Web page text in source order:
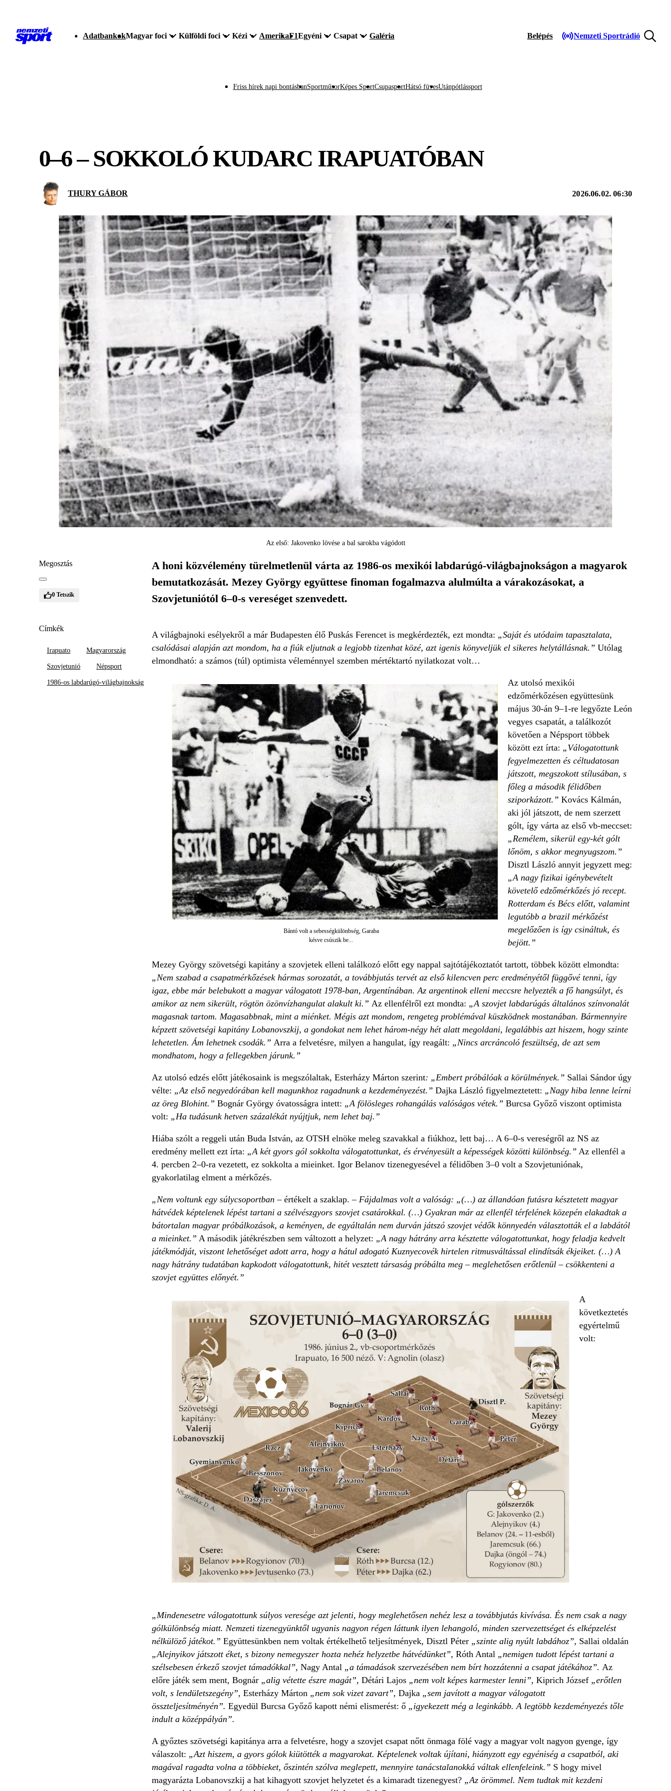
AdatbankokMagyar foci Külföldi foci Kézi AmerikaF1Egyéni Csapat Galéria Belépés Nemzeti Sportrádió
Friss hírek napi bontásbanSportműsorKépes SportCsupasportHátsó füvesUtánpótlássport
0–6 – SOKKOLÓ KUDARC IRAPUATÓBAN
THURY GÁBOR 2026.06.02. 06:30
Az első: Jakovenko lövése a bal sarokba vágódott
Megosztás
0 Tetszik
Címkék
Irapuato Magyarország
Szovjetunió Népsport
1986-os labdarúgó-világbajnokság
A honi közvélemény türelmetlenül várta az 1986-os mexikói labdarúgó-világbajnokságon a magyarok
bemutatkozását. Mezey György együttese finoman fogalmazva alulmúlta a várakozásokat, a
Szovjetuniótól 6–0-s vereséget szenvedett.
A világbajnoki esélyekről a már Budapesten élő Puskás Ferencet is megkérdezték, ezt mondta: „Saját és utódaim tapasztalata,
csalódásai alapján azt mondom, ha a fiúk eljutnak a legjobb tizenhat közé, azt igenis könyveljük el sikeres helytállásnak.” Utólag
elmondható: a számos (túl) optimista véleménnyel szemben mértéktartó nyilatkozat volt…
Bántó volt a sebességkülönbség, Garaba
késve csúszik be...
Az utolsó mexikói
edzőmérkőzésen együttesünk
május 30-án 9–1-re legyőzte León
vegyes csapatát, a találkozót
követően a Népsport többek
között ezt írta: „Válogatottunk
fegyelmezetten és céltudatosan
játszott, megszokott stílusában, s
főleg a második félidőben
sziporkázott.” Kovács Kálmán,
aki jól játszott, de nem szerzett
gólt, így várta az első vb-meccset:
„Remélem, sikerül egy-két gólt
lőnöm, s akkor megnyugszom.”
Disztl László annyit jegyzett meg:
„A nagy fizikai igénybevételt
követelő edzőmérkőzés jó recept.
Rotterdam és Bécs előtt, valamint
legutóbb a brazil mérkőzést
megelőzően is így csináltuk, és
bejött.”
Mezey György szövetségi kapitány a szovjetek elleni találkozó előtt egy nappal sajtótájékoztatót tartott, többek között elmondta:
„Nem szabad a csapatmérkőzések hármas sorozatát, a továbbjutás tervét az első kilencven perc eredményétől függővé tenni, így
igaz, ebbe már belebukott a magyar válogatott 1978-ban, Argentínában. Az argentinok elleni meccsre helyezték a fő hangsúlyt, és
amikor az nem sikerült, rögtön özönvízhangulat alakult ki.” Az ellenfélről ezt mondta: „A szovjet labdarúgás általános színvonalát
magasnak tartom. Magasabbnak, mint a miénket. Mégis azt mondom, rengeteg problémával küszködnek mostanában. Bármennyire
képzett szövetségi kapitány Lobanovszkij, a gondokat nem lehet három-négy hét alatt megoldani, legalábbis azt hiszem, hogy szinte
lehetetlen. Ám lehetnek csodák.” Arra a felvetésre, milyen a hangulat, így reagált: „Nincs arcráncoló feszültség, de azt sem
mondhatom, hogy a fellegekben járunk.”
Az utolsó edzés előtt játékosaink is megszólaltak, Esterházy Márton szerint: „Embert próbálóak a körülmények.” Sallai Sándor úgy
vélte: „Az első negyedórában kell magunkhoz ragadnunk a kezdeményezést.” Dajka László figyelmeztetett: „Nagy hiba lenne leírni
az öreg Blohint.” Bognár György óvatosságra intett: „A fölösleges rohangálás valóságos vétek.” Burcsa Győző viszont optimista
volt: „Ha tudásunk hetven százalékát nyújtjuk, nem lehet baj.”
Hiába szólt a reggeli után Buda István, az OTSH elnöke meleg szavakkal a fiúkhoz, lett baj… A 6–0-s vereségről az NS az
eredmény mellett ezt írta: „A két gyors gól sokkolta válogatottunkat, és érvényesült a képességek közötti különbség.” Az ellenfél a
4. percben 2–0-ra vezetett, ez sokkolta a mieinket. Igor Belanov tizenegyesével a félidőben 3–0 volt a Szovjetuniónak,
gyakorlatilag elment a mérkőzés.
„Nem voltunk egy súlycsoportban– értékelt a szaklap. – Fájdalmas volt a valóság: „(…) az állandóan futásra késztetett magyar
hátvédek képtelenek lépést tartani a szélvészgyors szovjet csatárokkal. (…) Gyakran már az ellenfél térfelének közepén elakadtak a
bátortalan magyar próbálkozások, a keményen, de egyáltalán nem durván játszó szovjet védők könnyedén választották el a labdától
a mieinket.” A második játékrészben sem változott a helyzet: „A nagy hátrány arra késztette válogatottunkat, hogy feladja kedvelt
játékmódját, viszont lehetőséget adott arra, hogy a hátul adogató Kuznyecovék hirtelen ritmusváltással elindítsák ékjeiket. (…) A
nagy hátrány tudatában kapkodott válogatottunk, hitét vesztett társaság próbálta meg – meglehetősen erőtlenül – csökkenteni a
szovjet együttes előnyét.”
A
következtetés
egyértelmű
volt:
„Mindenesetre válogatottunk súlyos veresége azt jelenti, hogy meglehetősen nehéz lesz a továbbjutás kivívása. És nem csak a nagy
gólkülönbség miatt. Nemzeti tizenegyünktől ugyanis nagyon régen láttunk ilyen lehangoló, minden szervezettséget és elképzelést
nélkülöző játékot.” Együttesünkben nem voltak értékelhető teljesítmények, Disztl Péter „szinte alig nyúlt labdához”, Sallai oldalán
„Alejnyikov játszott éket, s bizony nemegyszer hozta nehéz helyzetbe hátvédünket”, Róth Antal „nemigen tudott lépést tartani a
szélsebesen érkező szovjet támadókkal”, Nagy Antal „a támadások szervezésében nem bírt hozzátenni a csapat játékához”. Az
előre játék sem ment, Bognár „alig vétette észre magát”, Détári Lajos „nem volt képes karmester lenni”, Kiprich József „erőtlen
volt, s lendületszegény”, Esterházy Márton „nem sok vizet zavart”, Dajka „sem javított a magyar válogatott
összteljesítményén”. Egyedül Burcsa Győző kapott némi elismerést: ő „igyekezett még a leginkább. A legtöbb kezdeményezés tőle
indult a középpályán”.
A győztes szövetségi kapitánya arra a felvetésre, hogy a szovjet csapat nőtt önmaga fölé vagy a magyar volt nagyon gyenge, így
válaszolt: „Azt hiszem, a gyors gólok kiütötték a magyarokat. Képtelenek voltak újítani, hiányzott egy egyéniség a csapatból, aki
magával ragadta volna a többieket, őszintén szólva meglepett, mennyire tanácstalanokká váltak ellenfeleink.” S hogy mivel
magyarázta Lobanovszkij a hat kihagyott szovjet helyzetet és a kimaradt tizenegyest? „Az örömmel. Nem tudtak mit kezdeni